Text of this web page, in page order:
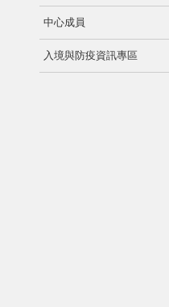
中心成員
入境與防疫資訊專區